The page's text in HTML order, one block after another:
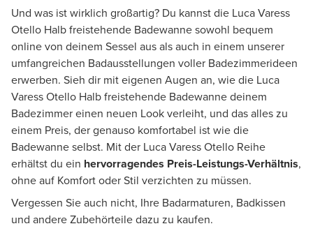
Und was ist wirklich großartig? Du kannst die Luca Varess
Otello Halb freistehende Badewanne sowohl bequem
online von deinem Sessel aus als auch in einem unserer
umfangreichen Badausstellungen voller Badezimmerideen
erwerben. Sieh dir mit eigenen Augen an, wie die Luca
Varess Otello Halb freistehende Badewanne deinem
Badezimmer einen neuen Look verleiht, und das alles zu
einem Preis, der genauso komfortabel ist wie die
Badewanne selbst. Mit der Luca Varess Otello Reihe
erhältst du ein hervorragendes Preis-Leistungs-Verhältnis,
ohne auf Komfort oder Stil verzichten zu müssen.
Vergessen Sie auch nicht, Ihre Badarmaturen, Badkissen
und andere Zubehörteile dazu zu kaufen.